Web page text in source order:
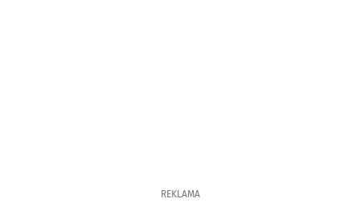
REKLAMA